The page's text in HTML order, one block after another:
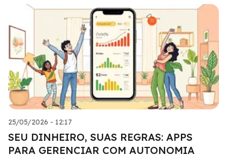
25/05/2026 - 12:17
SEU DINHEIRO, SUAS REGRAS: APPS
PARA GERENCIAR COM AUTONOMIA